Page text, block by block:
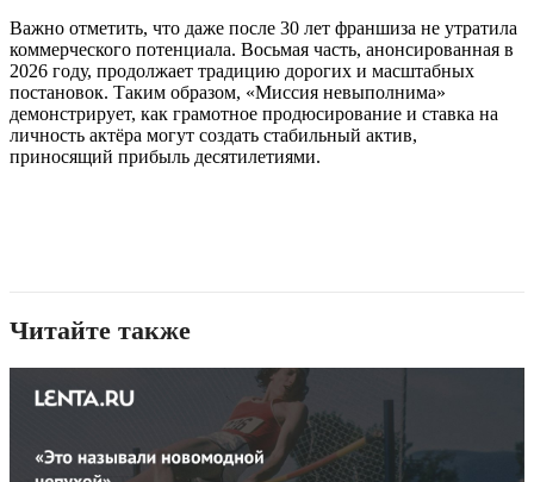
Важно отметить, что даже после 30 лет франшиза не утратила
коммерческого потенциала. Восьмая часть, анонсированная в
2026 году, продолжает традицию дорогих и масштабных
постановок. Таким образом, «Миссия невыполнима»
демонстрирует, как грамотное продюсирование и ставка на
личность актёра могут создать стабильный актив,
приносящий прибыль десятилетиями.
Читайте также